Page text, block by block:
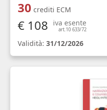
30 crediti ECM
€ 108 iva esente
art.10 633/72
Validità: 31/12/2026